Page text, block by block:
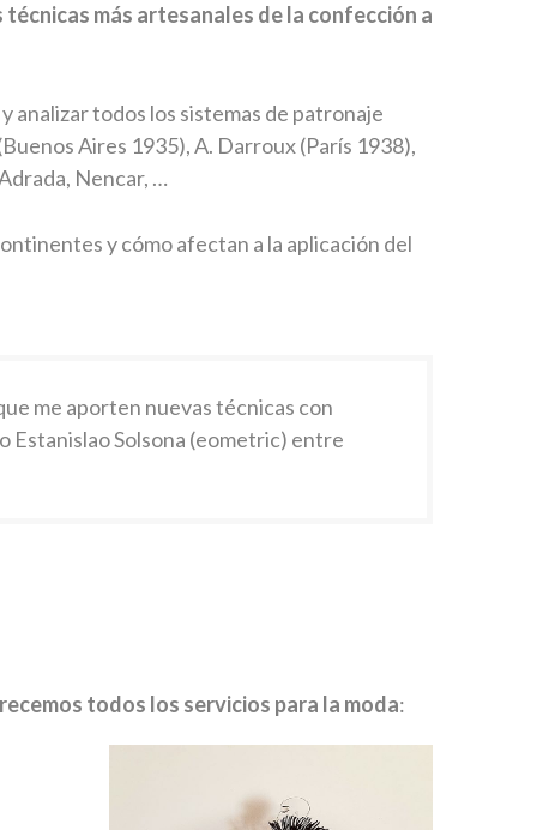
más artesanales de la confección a
analizar todos los sistemas de patronaje
Aires 1935), A. Darroux (París 1938),
Nencar, …
y cómo afectan a la aplicación del
me aporten nuevas técnicas con
Estanislao Solsona (eometric) entre
todos los servicios para la moda: